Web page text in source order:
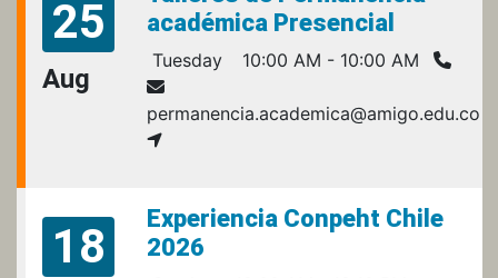
25
Aug
académica Presencial
Tuesday 10:00 AM - 10:00 AM
permanencia.academica@amigo.edu.co
18
Experiencia Conpeht Chile
2026